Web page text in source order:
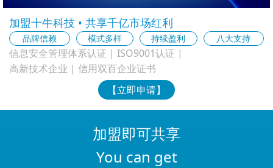
加盟十牛科技 • 共享千亿市场红利
品牌信赖 模式多样 持续盈利 八大支持
信息安全管理体系认证 | ISO9001认证 |
高新技术企业 | 信用双百企业证书
【立即申请】
加盟即可共享
You can get